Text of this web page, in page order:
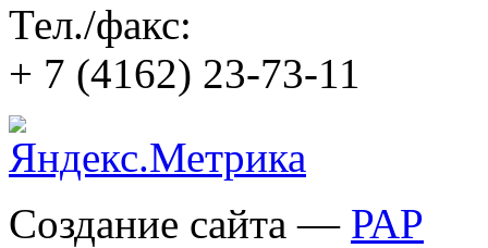
Тел./факс:
+ 7 (4162) 23-73-11
Создание сайта — РАР